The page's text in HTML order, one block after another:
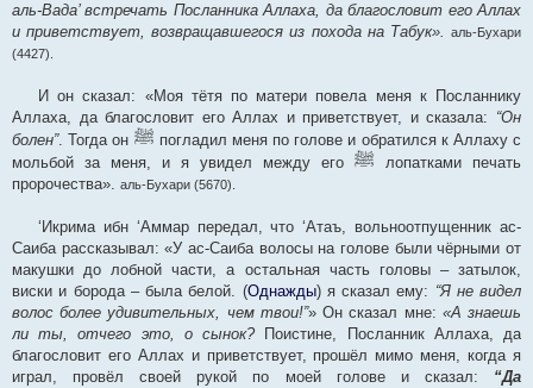
аль-Вада’ встречать Посланника Аллаха, да благословит его Аллах
и приветствует, возвращавшегося из похода на Табук». аль-Бухари
(4427).
И он сказал: «Моя тётя по матери повела меня к Посланнику
Аллаха, да благословит его Аллах и приветствует, и сказала: “Он
болен”. Тогда он ﷺ погладил меня по голове и обратился к Аллаху с
мольбой за меня, и я увидел между его ﷺ лопатками печать
пророчества». аль-Бухари (5670).
‘Икрима ибн ‘Аммар передал, что ‘Атаъ, вольноотпущенник ас-
Саиба рассказывал: «У ас-Саиба волосы на голове были чёрными от
макушки до лобной части, а остальная часть головы – затылок,
виски и борода – была белой. (Однажды) я сказал ему: “Я не видел
волос более удивительных, чем твои!”» Он сказал мне: «А знаешь
ли ты, отчего это, о сынок? Поистине, Посланник Аллаха, да
благословит его Аллах и приветствует, прошёл мимо меня, когда я
играл, провёл своей рукой по моей голове и сказал: “Да